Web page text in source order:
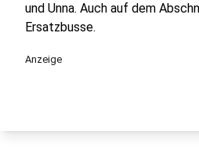
und Unna. Auch auf dem
Ersatzbusse.
Anzeige